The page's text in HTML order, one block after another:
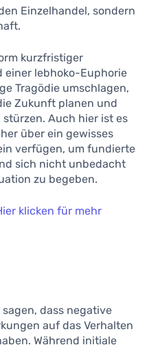
Einzelhandel, sondern
kurzfristiger
einer lebhoko-Euphorie
Tragödie umschlagen,
Zukunft planen und
Auch hier ist es
über ein gewisses
verfügen, um fundierte
sich nicht unbedacht
zu begeben.
klicken für mehr
dass negative
auf das Verhalten
Während initiale